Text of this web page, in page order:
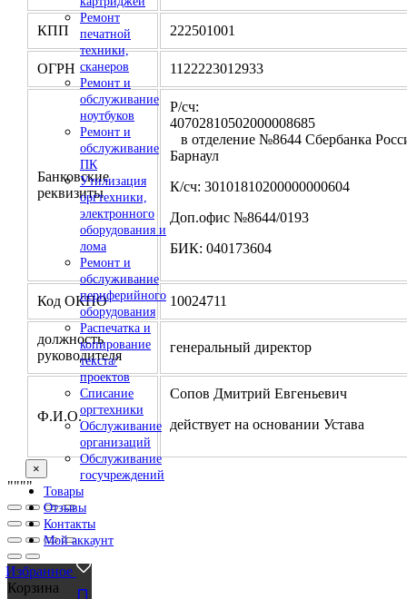
Ремонт
печатной
техники,
сканеров
Ремонт и
обслуживание
ноутбуков
Ремонт и
обслуживание
ПК
Утилизация
оргтехники,
электронного
оборудования и
лома
Ремонт и
обслуживание
периферийного
оборудования
Распечатка и
копирование
текста/
проектов
Списание
оргтехники
Обслуживание
организаций
Обслуживание
госучреждений
Товары
Отзывы
Контакты
Мой аккаунт
КПП 222501001
ОГРН 1122223012933
Банковские
реквизиты
Р/сч:
в отделение №8644 Сбербанка
Барнаул
К/сч: 30101810200000000604
Доп.офис №8644/0193
БИК: 040173604
Код ОКПО 10024711
должность
руководителя
генеральный директор
Ф.И.О.
Сопов Дмитрий Евгеньевич
действует на основании Устава
×
""""